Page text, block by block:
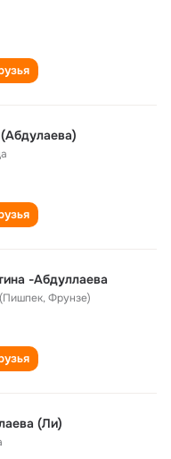
-Абдуллаева
Фрунзе)
(Ли)